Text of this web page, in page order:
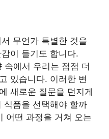
무언가 특별한 것을
이 들기도 합니다.
속에서 우리는 점점 더
있습니다. 이러한 변
새로운 질문을 던지게
식품을 선택해야 할까
어떤 과정을 거쳐 오는